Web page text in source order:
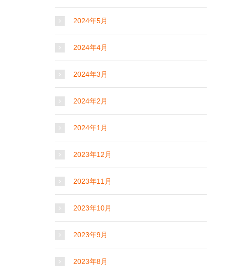
2024年5月
2024年4月
2024年3月
2024年2月
2024年1月
2023年12月
2023年11月
2023年10月
2023年9月
2023年8月